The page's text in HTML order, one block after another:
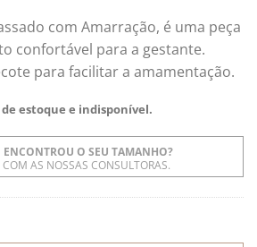
com Amarração, é uma peça
confortável para a gestante.
para facilitar a amamentação.
estoque e indisponível.
ENCONTROU O SEU TAMANHO?
COM AS NOSSAS CONSULTORAS.